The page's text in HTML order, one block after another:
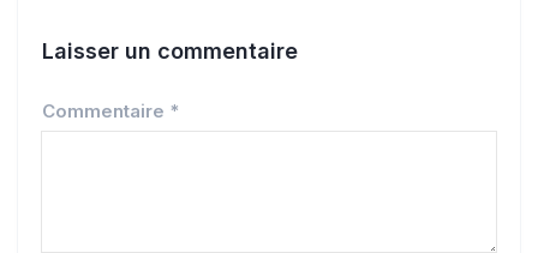
Laisser un commentaire
Commentaire *